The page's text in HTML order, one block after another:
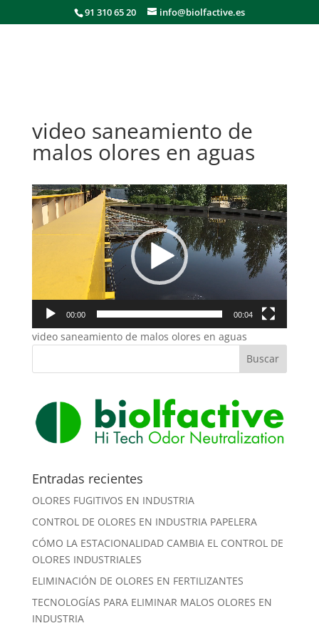
91 310 65 20 info@biolfactive.es
video saneamiento de
malos olores en aguas
Reproductor
de
vídeo
00:00 00:04
video saneamiento de malos olores en aguas
Entradas recientes
OLORES FUGITIVOS EN INDUSTRIA
CONTROL DE OLORES EN INDUSTRIA PAPELERA
CÓMO LA ESTACIONALIDAD CAMBIA EL CONTROL DE
OLORES INDUSTRIALES
ELIMINACIÓN DE OLORES EN FERTILIZANTES
TECNOLOGÍAS PARA ELIMINAR MALOS OLORES EN
INDUSTRIA